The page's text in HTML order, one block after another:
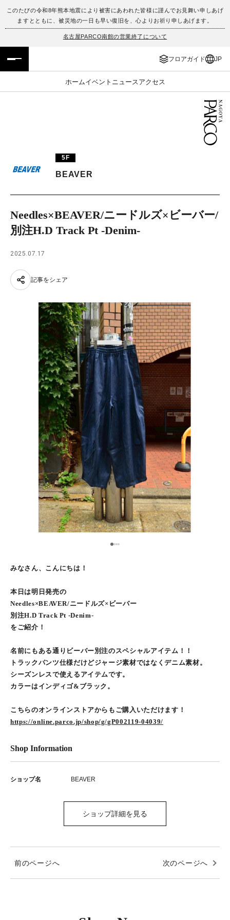
このたびの令和8年熊本地震により被害にあわれた皆様に謹んでお見舞い申しあげ
ますとともに、被災地の一日も早い復旧を、心よりお祈り申しあげます。
名古屋PARCO南館の営業終了について
フロアガイド JP
ホームイベント ニュース アクセス
フロアガイド
イベント・ポップアップ
TAX FREE
JP
ENGLISH
5F
BEAVER
Needles×BEAVER/ニードルズ×ビーバー/
別注H.D Track Pt -Denim-
2025.07.17
記事をシェア
123
みなさん、こんにちは！
本日は明日発売の
Needles×BEAVER/ニードルズ×ビーバー
別注H.D Track Pt -Denim-
をご紹介！
名前にもある通りビーバー別注のスペシャルアイテム！！
トラックパンツ仕様だけどジャージ素材ではなくデニム素材。
シーズンレスで使えるアイテムです。
カラーはインディゴ&ブラック。
こちらのオンラインストアからもご購入いただけます！
https://online.parco.jp/shop/g/gP002119-04039/
Shop Information
ショップ名 BEAVER
ショップ詳細を見る
前のページへ 次のページへ